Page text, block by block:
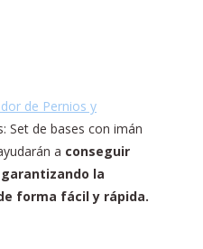
de Pernios y
Set de bases con imán
a conseguir
la
forma fácil y rápida.